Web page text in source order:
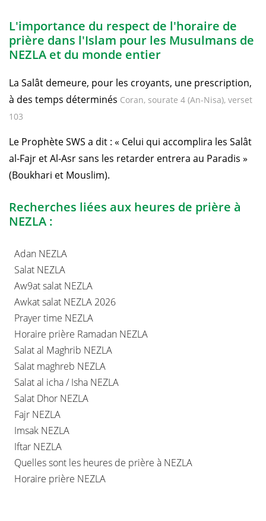
L'importance du respect de l'horaire de
prière dans l'Islam pour les Musulmans de
NEZLA et du monde entier
La Salât demeure, pour les croyants, une prescription,
à des temps déterminés Coran, sourate 4 (An-Nisa), verset
103
Le Prophète SWS a dit : « Celui qui accomplira les Salât
al-Fajr et Al-Asr sans les retarder entrera au Paradis »
(Boukhari et Mouslim).
Recherches liées aux heures de prière à
NEZLA :
Adan NEZLA
Salat NEZLA
Aw9at salat NEZLA
Awkat salat NEZLA 2026
Prayer time NEZLA
Horaire prière Ramadan NEZLA
Salat al Maghrib NEZLA
Salat maghreb NEZLA
Salat al icha / Isha NEZLA
Salat Dhor NEZLA
Fajr NEZLA
Imsak NEZLA
Iftar NEZLA
Quelles sont les heures de prière à NEZLA
Horaire prière NEZLA